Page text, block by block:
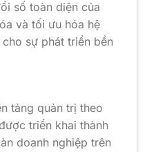
số toàn diện của
và tối ưu hóa hệ
sự phát triển bền
tảng quản trị theo
triển khai thành
doanh nghiệp trên